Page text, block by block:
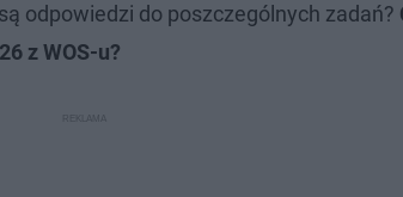
odpowiedzi do poszczególnych zadań?
z WOS-u?